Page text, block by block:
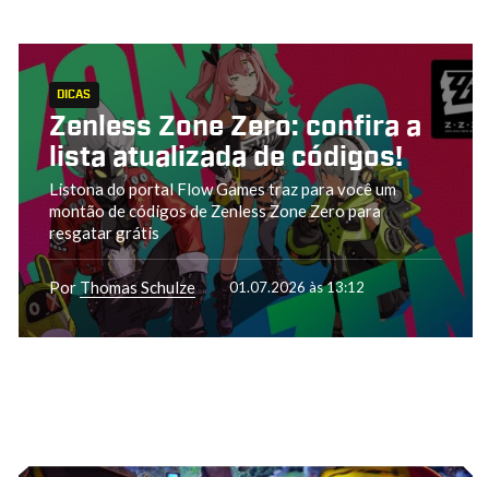
DICAS
Zenless Zone Zero: confira a
lista atualizada de códigos!
Listona do portal Flow Games traz para você um
montão de códigos de Zenless Zone Zero para
resgatar grátis
Por Thomas Schulze 01.07.2026 às 13:12